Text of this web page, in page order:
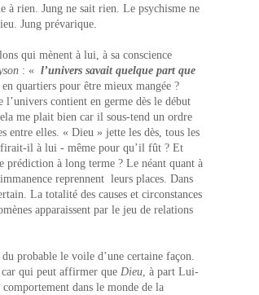
rien. Jung ne sait rien. Le psychisme ne
Jung prévarique.
qui mènent à lui, à sa conscience
: « l’univers savait quelque part que
quartiers pour être mieux mangée ?
contient en germe dès le début
me plait bien car il sous-tend un ordre
entre elles. « Dieu » jette les dès, tous les
il à lui - même pour qu’il fût ? Et
prédiction à long terme ? Le néant quant à
reprennent leurs places. Dans
La totalité des causes et circonstances
apparaissent par le jeu de relations
probable le voile d’une certaine façon.
car qui peut affirmer que Dieu, à part Lui-
dans le monde de la